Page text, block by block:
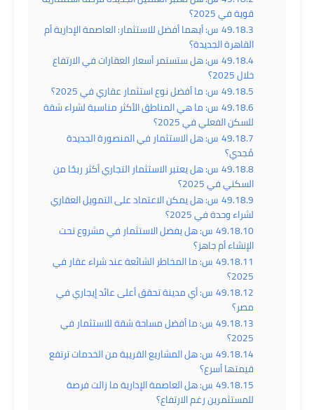
قوية في 2025؟
49.18.3س: أيهما أفضل للاستثمار: العاصمة الإدارية أم
القاهرة الجديدة؟
49.18.4س: هل ستستمر أسعار العقارات في الارتفاع
خلال 2025؟
49.18.5س: ما أفضل نوع استثمار عقاري في 2025؟
49.18.6س: ما هي المناطق الأكثر مناسبة لشراء شقة
للسكن الفعلي في 2025؟
49.18.7س: هل الاستثمار في المنصورة الجديدة
مُجدي؟
49.18.8س: هل يعتبر الاستثمار التجاري أكثر ربحًا من
السكني في 2025؟
49.18.9س: هل يمكن الاعتماد على التمويل العقاري
لشراء وحدة في 2025؟
49.18.10س: هل يفضل الاستثمار في مشروع تحت
الإنشاء أم جاهز؟
49.18.11س: ما المخاطر الشائعة عند شراء عقار في
2025؟
49.18.12س: أي مدينة تحقق أعلى عائد إيجاري في
مصر؟
49.18.13س: ما أفضل مساحة شقة للاستثمار في
2025؟
49.18.14س: هل المشاريع القريبة من الخدمات ترتفع
قيمتها أسرع؟
49.18.15س: هل العاصمة الإدارية ما زالت فرصة
للمستثمرين رغم الارتفاع؟